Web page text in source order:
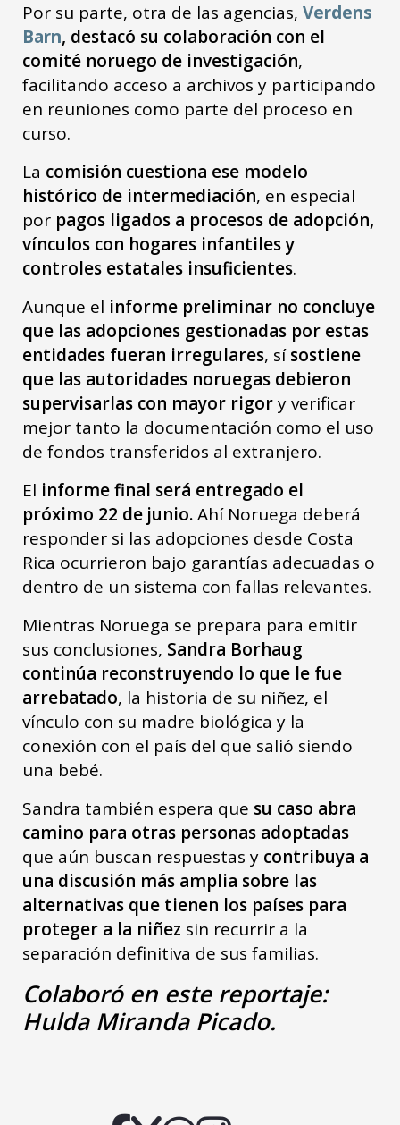
Por su parte, otra de las agencias, Verdens
Barn, destacó su colaboración con el
comité noruego de investigación,
facilitando acceso a archivos y participando
en reuniones como parte del proceso en
curso.
La comisión cuestiona ese modelo
histórico de intermediación, en especial
por pagos ligados a procesos de adopción,
vínculos con hogares infantiles y
controles estatales insuficientes.
Aunque el informe preliminar no concluye
que las adopciones gestionadas por estas
entidades fueran irregulares, sísostiene
que las autoridades noruegas debieron
supervisarlas con mayor rigory verificar
mejor tanto la documentación como el uso
de fondos transferidos al extranjero.
El informe final será entregado el
próximo 22 de junio.Ahí Noruega deberá
responder si las adopciones desde Costa
Rica ocurrieron bajo garantías adecuadas o
dentro de un sistema con fallas relevantes.
Mientras Noruega se prepara para emitir
sus conclusiones, Sandra Borhaug
continúa reconstruyendo lo que le fue
arrebatado, la historia de su niñez, el
vínculo con su madre biológica y la
conexión con el país del que salió siendo
una bebé.
Sandra también espera que su caso abra
camino para otras personas adoptadas
que aún buscan respuestas y contribuya a
una discusión más amplia sobre las
alternativas que tienen los países para
proteger a la niñez sin recurrir a la
separación definitiva de sus familias.
Colaboró en este reportaje:
Hulda Miranda Picado.